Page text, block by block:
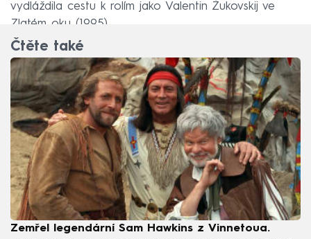
vydláždila cestu k rolím jako Valentin Žukovskij ve
Zlatém oku (1995).
Čtěte také
Zemřel legendární Sam Hawkins z Vinnetoua.